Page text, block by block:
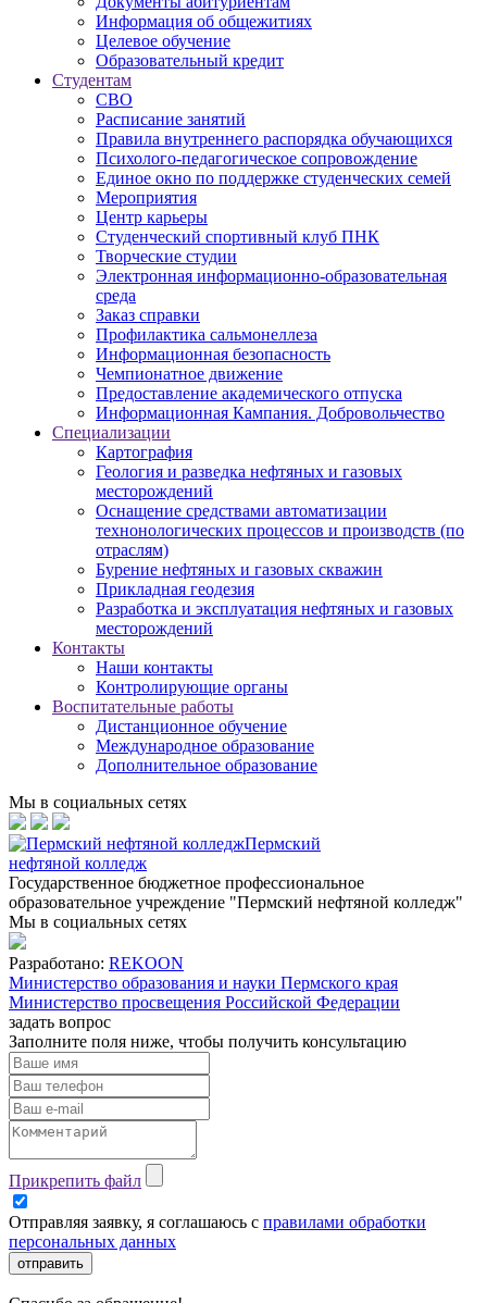
Информация об общежитиях
Целевое обучение
Образовательный кредит
Студентам
СВО
Расписание занятий
Правила внутреннего распорядка обучающихся
Психолого-педагогическое сопровождение
Единое окно по поддержке студенческих семей
Мероприятия
Центр карьеры
Студенческий спортивный клуб ПНК
Творческие студии
Электронная информационно-образовательная
среда
Заказ справки
Профилактика сальмонеллеза
Информационная безопасность
Чемпионатное движение
Предоставление академического отпуска
Информационная Кампания. Добровольчество
Специализации
Картография
Геология и разведка нефтяных и газовых
месторождений
Оснащение средствами автоматизации
технонологических процессов и производств (по
отраслям)
Бурение нефтяных и газовых скважин
Прикладная геодезия
Разработка и эксплуатация нефтяных и газовых
месторождений
Контакты
Наши контакты
Контролирующие органы
Воспитательные работы
Дистанционное обучение
Международное образование
Дополнительное образование
Мы в социальных сетях
Пермский
нефтяной колледж
Государственное бюджетное профессиональное
образовательное учреждение "Пермский нефтяной колледж"
Мы в социальных сетях
Разработано: REKOON
Министерство образования и науки Пермского края
Министерство просвещения Российской Федерации
задать вопрос
Заполните поля ниже, чтобы получить консультацию
Прикрепить файл
Отправляя заявку, я соглашаюсь с правилами обработки
персональных данных
отправить